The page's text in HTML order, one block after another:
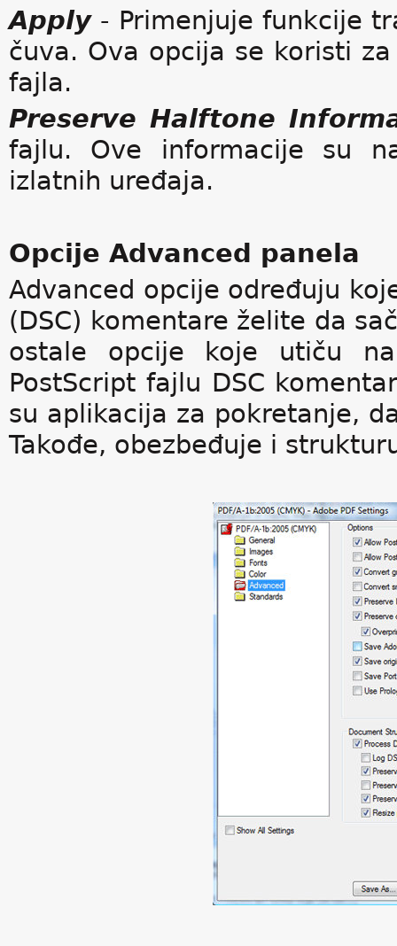
Apply- Primenjuje funkcije
čuva. Ova opcija se koristi
fajla.
Preserve Halftone
fajlu. Ove informacije su
izlatnih uređaja.
Opcije Advanced panela
Advanced opcije određuju
(DSC) komentare želite da
ostale opcije koje utiču
PostScript fajlu DSC
su aplikacija za pokretanje,
Takođe, obezbeđuje i